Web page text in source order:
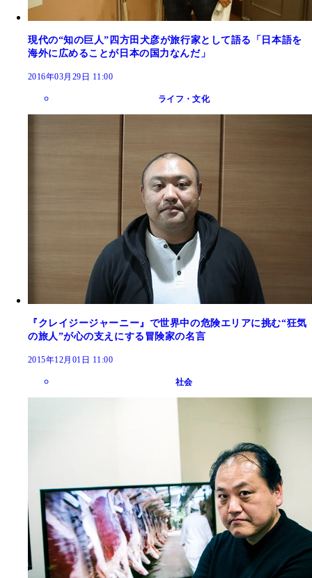
現代の“知の巨人”四方田犬彦が旅行家として語る「日本語を
海外に広めることが日本の国力なんだ」
2016年03月29日 11:00
ライフ・文化
『クレイジージャーニー』で世界中の危険エリアに挑む“狂気
の旅人”が心の支えにする冒険家の名言
2015年12月01日 11:00
社会